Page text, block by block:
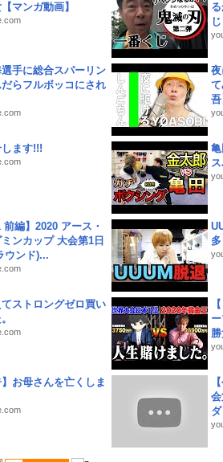
マンガ動画】
手に総合スパーリン
らフルボッコにされ
吾
ます!!!
前編】2020 アース・
ンカップ 大会第1日
ウンド)...
てストロングゼロ買い
】お母さんを亡くしま